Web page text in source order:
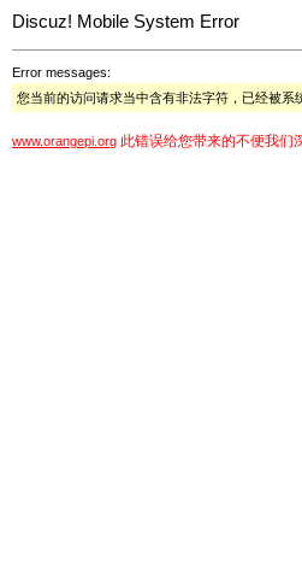
Discuz! Mobile System Error
Error messages:
您当前的访问请求当中含有非法字符，已经被系
www.orangepi.org 此错误给您带来的不便我们